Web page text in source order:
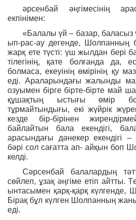
әрсенбай әңгімесінің
екпінімен:
«Балалы үй – базар, баласыз
ып-рас-ау дегенде, Шолпанның
жарқ ете түсті: үш жылдан бері
тілегінің, қате болғанда да,
болмаса, екеуінің өмірінің қу
еді. Араларындағы жалынды
озуымен бірге бірте-бірте май
құшақтың ыстығы өмір
тұрмайтындығы, екі жүйрік
кезде бір-бірінен
байлайтын бала екендігі,
арасындағы дәнекер екендігі
бәрі сол сағатта ап- айқын боп
келді.
Сәрсенбай балалардың
сөйлеп, ұзақ әңгіме етіп айтты.
ынтасымен қарқ-қарқ күлгенде,
Бірақ бұл күлген Шолпанның жаны
еді.